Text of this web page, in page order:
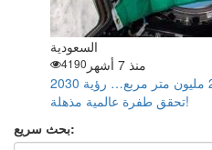
السعودية
منذ 7 أشهر
4190
ترامب يغزو السعودية بمشروع 2.6 مليون متر مربع… رؤية 2030
تحقق طفرة عالمية مذهلة!
بحث سريع: